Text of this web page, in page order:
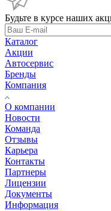
Будьте в курсе наших
Каталог
Акции
Автосервис
Бренды
Компания
О компании
Новости
Команда
Отзывы
Карьера
Контакты
Партнеры
Лицензии
Документы
Информация